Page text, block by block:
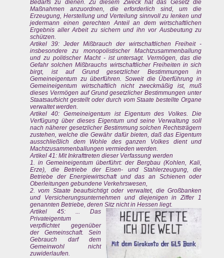
Bedarfs zu dienen. Zu diesem Zweck hat das Gesetz die
Maßnahmen anzuordnen, die erforderlich sind, um die
Erzeugung, Herstellung und Verteilung sinnvoll zu lenken und
jedermann einen gerechten Anteil an dem wirtschaftlichen
Ergebnis aller Arbeit zu sichern und ihn vor Ausbeutung zu
schützen.
Artikel 39: Jeder Mißbrauch der wirtschaftlichen Freiheit -
insbesondere zu monopolistischer Machtzusammenballung
und zu politischer Macht - ist untersagt. Vermögen, das die
Gefahr solchen Mißbrauchs wirtschaftlicher Freiheiten in sich
birgt, ist auf Grund gesetzlicher Bestimmungen in
Gemeineigentum zu überführen. Soweit die Überführung in
Gemeineigentum wirtschaftlich nicht zweckmäßig ist, muß
dieses Vermögen auf Grund gesetzlicher Bestimmungen unter
Staatsaufsicht gestellt oder durch vom Staate bestellte Organe
verwaltet werden.
Artikel 40: Gemeineigentum ist Eigentum des Volkes. Die
Verfügung über dieses Eigentum und seine Verwaltung soll
nach näherer gesetzlicher Bestimmung solchen Rechtsträgern
zustehen, welche die Gewähr dafür bieten, daß das Eigentum
ausschließlich dem Wohle des ganzen Volkes dient und
Machtzusammenballungen vermieden werden.
Artikel 41: Mit Inkrafttreten dieser Verfassung werden
1. in Gemeineigentum überführt: der Bergbau (Kohlen, Kali,
Erze), die Betriebe der Eisen- und Stahlerzeugung, die
Betriebe der Energiewirtschaft und das an Schienen oder
Oberleitungen gebundene Verkehrswesen,
2. vom Staate beaufsichtigt oder verwaltet, die Großbanken
und Versicherungsunternehmen und diejenigen in Ziffer 1
genannten Betriebe, deren Sitz nicht in Hessen liegt.
Artikel 45: ... Das
Privateigentum
verpflichtet gegenüber
der Gemeinschaft. Sein
Gebrauch darf dem
Gemeinwohl nicht
zuwiderlaufen.